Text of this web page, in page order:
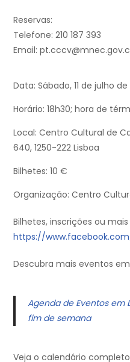
Reservas:
Telefone: 210 187 393
Email:
Data: Sábado, 11 de julho
Horário: 18h30; hora de
Local: Centro Cultural de
640, 1250-222 Lisboa
Bilhetes: 10 €
Organização: Centro
Bilhetes, inscrições ou
https://
Descubra mais eventos em
Agenda de Eventos em
fim de semana
Veja o calendário